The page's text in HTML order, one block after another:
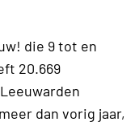
die 9 tot en
20.669
dan vorig jaar,